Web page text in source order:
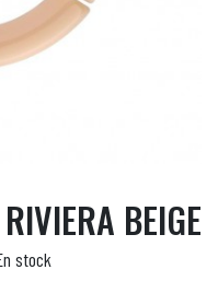
BEIGE
stock